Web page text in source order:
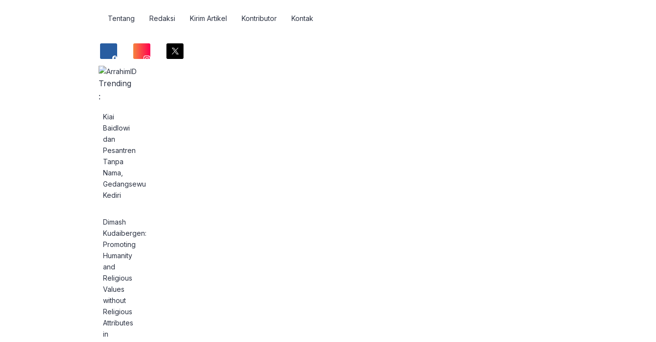
Tentang Redaksi Kirim Artikel Kontributor Kontak
Trending
:
Kiai
Baidlowi
dan
Pesantren
Tanpa
Nama,
Gedangsewu
Kediri
Dimash
Kudaibergen:
Promoting
Humanity
and
Religious
Values
without
Religious
Attributes
in